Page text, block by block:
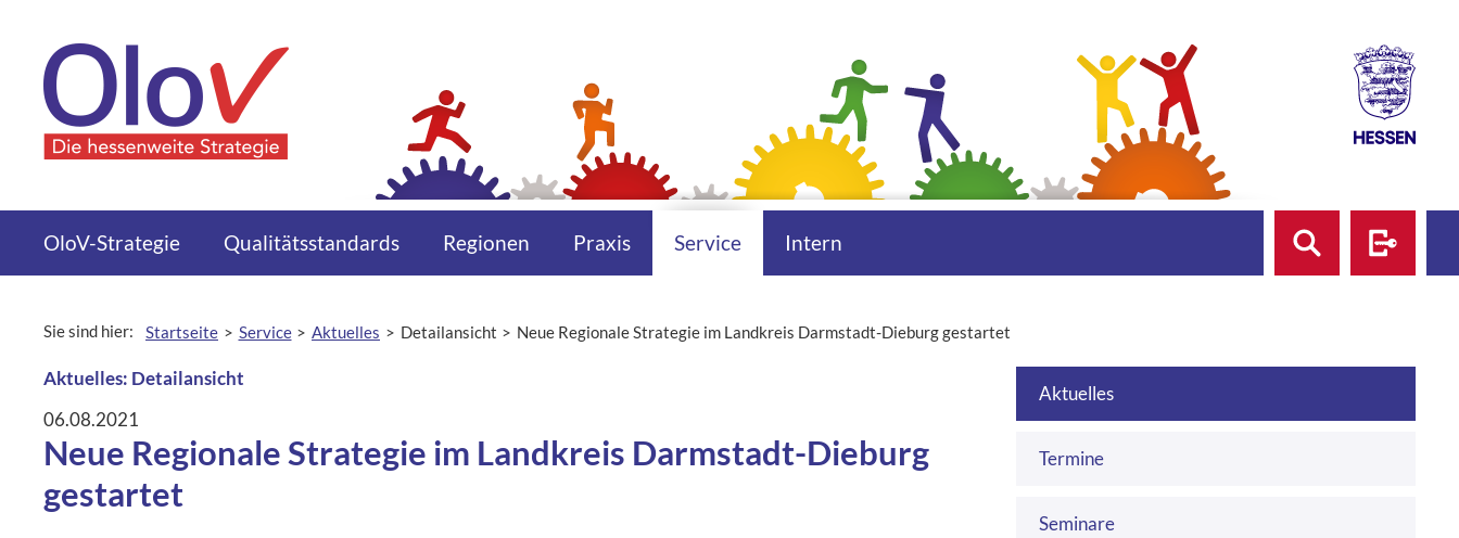
Login
Suche
OloV-Strategie Qualitätsstandards Regionen Praxis Service Intern
Sie sind hier: Startseite Service Aktuelles aktuelle Seite:
Detailansicht Neue Regionale Strategie im Landkreis Darmstadt-Dieburg gestartet
Aktuelles: Detailansicht
06.08.2021
Neue Regionale Strategie im Landkreis Darmstadt-Dieburg
gestartet
Aktuelles
Termine
Seminare